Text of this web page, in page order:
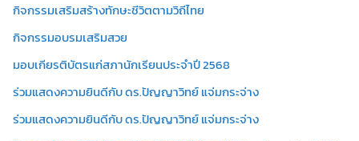
กิจกรรมเสริมสร้างทักษะชีวิตตามวิถีไทย
กิจกรรมอบรมเสริมสวย
มอบเกียรติบัตรแก่สภานักเรียนประจำปี 2568
ร่วมแสดงความยินดีกับ ดร.ปัญญาวิทย์ แจ่มกระจ่าง
ร่วมแสดงความยินดีกับ ดร.ปัญญาวิทย์ แจ่มกระจ่าง